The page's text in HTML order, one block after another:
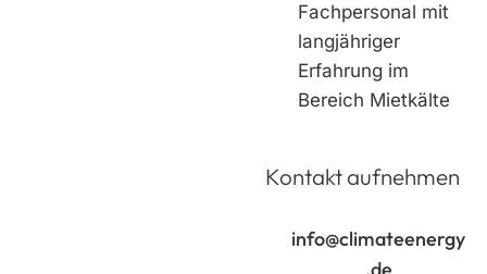
Fachpersonal mit
langjähriger
Erfahrung im
Bereich Mietkälte
Kontakt aufnehmen
info@climateenergy